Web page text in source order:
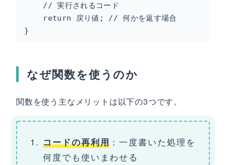
    // 実行されるコード
    return 戻り値; // 何かを返す場合
}
なぜ関数を使うのか
関数を使う主なメリットは以下の3つです。
コードの再利用 ：一度書いた処理を
何度でも使いまわせる